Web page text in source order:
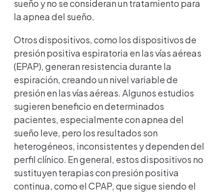
sueño y no se consideran un tratamiento para
la apnea del sueño.
Otros dispositivos, como los dispositivos de
presión positiva espiratoria en las vías aéreas
(EPAP), generan resistencia durante la
espiración, creando un nivel variable de
presión en las vías aéreas. Algunos estudios
sugieren beneficio en determinados
pacientes, especialmente con apnea del
sueño leve, pero los resultados son
heterogéneos, inconsistentes y dependen del
perfil clínico. En general, estos dispositivos no
sustituyen terapias con presión positiva
continua, como el CPAP, que sigue siendo el